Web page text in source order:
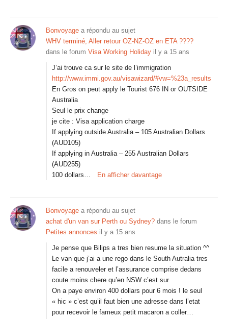
Bonvoyage a répondu au sujet
WHV terminé, Aller retour OZ-NZ-OZ en ETA ????
dans le forum Visa Working Holiday il y a 15 ans
J’ai trouve ca sur le site de l’immigration
http://www.immi.gov.au/visawizard/#vw=%23a_results
En Gros on peut apply le Tourist 676 IN or OUTSIDE
Australia
Seul le prix change
je cite : Visa application charge
If applying outside Australia – 105 Australian Dollars
(AUD105)
If applying in Australia – 255 Australian Dollars
(AUD255)
100 dollars…
En afficher davantage
Bonvoyage a répondu au sujet
achat d'un van sur Perth ou Sydney? dans le forum
Petites annonces il y a 15 ans
Je pense que Bilips a tres bien resume la situation ^^
Le van que j’ai a une rego dans le South Autralia tres
facile a renouveler et l’assurance comprise dedans
coute moins chere qu’en NSW c’est sur
On a paye environ 400 dollars pour 6 mois ! le seul
« hic » c’est qu’il faut bien une adresse dans l’etat
pour recevoir le fameux petit macaron a coller…